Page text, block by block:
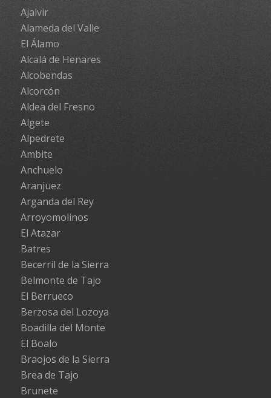
Ajalvir
Alameda del Valle
El Álamo
Alcalá de Henares
Alcobendas
Alcorcón
Aldea del Fresno
Algete
Alpedrete
Ambite
Anchuelo
Aranjuez
Arganda del Rey
Arroyomolinos
El Atazar
Batres
Becerril de la Sierra
Belmonte de Tajo
El Berrueco
Berzosa del Lozoya
Boadilla del Monte
El Boalo
Braojos de la Sierra
Brea de Tajo
Brunete